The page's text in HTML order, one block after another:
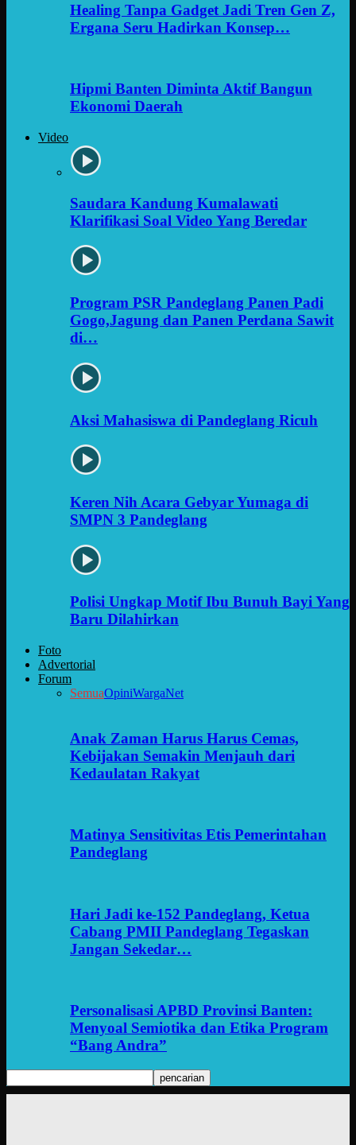
Healing Tanpa Gadget Jadi Tren Gen Z,
Ergana Seru Hadirkan Konsep…
Hipmi Banten Diminta Aktif Bangun
Ekonomi Daerah
Video
Saudara Kandung Kumalawati
Klarifikasi Soal Video Yang Beredar
Program PSR Pandeglang Panen Padi
Gogo,Jagung dan Panen Perdana Sawit
di…
Aksi Mahasiswa di Pandeglang Ricuh
Keren Nih Acara Gebyar Yumaga di
SMPN 3 Pandeglang
Polisi Ungkap Motif Ibu Bunuh Bayi Yang
Baru Dilahirkan
Foto
Advertorial
Forum
SemuaOpiniWargaNet
Anak Zaman Harus Harus Cemas,
Kebijakan Semakin Menjauh dari
Kedaulatan Rakyat
Matinya Sensitivitas Etis Pemerintahan
Pandeglang
Hari Jadi ke-152 Pandeglang, Ketua
Cabang PMII Pandeglang Tegaskan
Jangan Sekedar…
Personalisasi APBD Provinsi Banten:
Menyoal Semiotika dan Etika Program
“Bang Andra”